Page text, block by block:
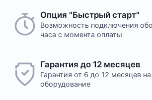
Опция "Быстрый старт"
Возможность подключения
часа с момента оплаты
Гарантия до 12 месяцев
Гарантия от 6 до 12 месяцев
оборудование